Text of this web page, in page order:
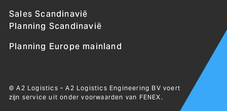
Sales Scandinavië
Planning Scandinavië
Planning Europe mainland
© A2 Logistics - A2 Logistics Engineering BV voert
zijn service uit onder voorwaarden van FENEX.